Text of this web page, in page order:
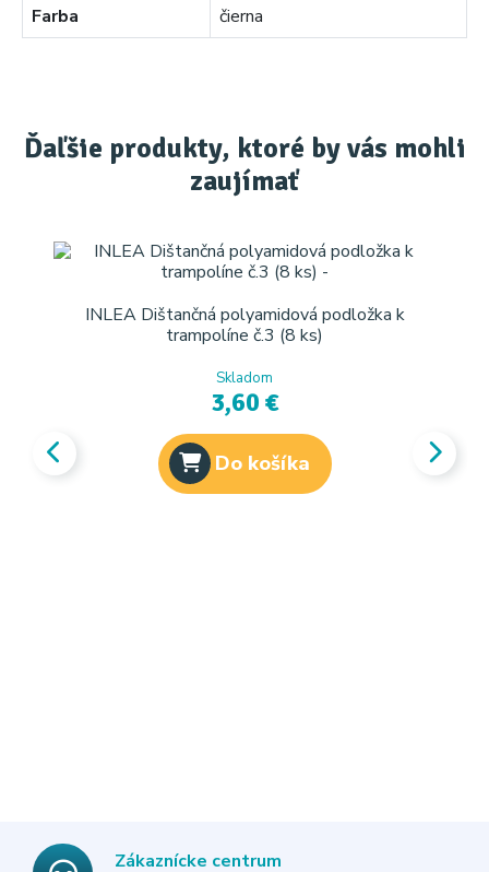
Farba
čierna
Ďaľšie produkty, ktoré by vás mohli
zaujímať
INLEA Dištančná polyamidová podložka k
trampolíne č.3 (8 ks)
Skladom
3,60 €
Do košíka
Zákaznícke centrum